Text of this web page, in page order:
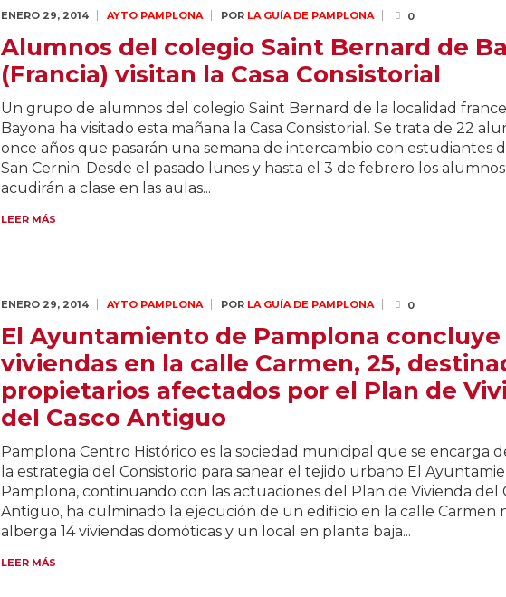
ENERO 29, 2014 AYTO PAMPLONA POR LA GUÍA DE PAMPLONA 0
Alumnos del colegio Saint Bernard de
(Francia) visitan la Casa Consistorial
Un grupo de alumnos del colegio Saint Bernard de la localidad
Bayona ha visitado esta mañana la Casa Consistorial. Se trata de 22
once años que pasarán una semana de intercambio con estudiantes
San Cernin. Desde el pasado lunes y hasta el 3 de febrero los
acudirán a clase en las aulas...
LEER MÁS
ENERO 29, 2014 AYTO PAMPLONA POR LA GUÍA DE PAMPLONA 0
El Ayuntamiento de Pamplona concluye
viviendas en la calle Carmen, 25,
propietarios afectados por el Plan de
del Casco Antiguo
Pamplona Centro Histórico es la sociedad municipal que se encarga
la estrategia del Consistorio para sanear el tejido urbano El
Pamplona, continuando con las actuaciones del Plan de Vivienda del
Antiguo, ha culminado la ejecución de un edificio en la calle Carmen
alberga 14 viviendas domóticas y un local en planta baja...
LEER MÁS